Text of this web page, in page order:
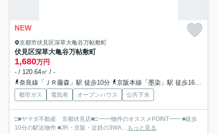
NEW
京都市伏見区深草大亀谷万帖敷町
伏見区深草大亀谷万帖敷町
1,680万円
- / 120.64㎡ / -
奈良線「ＪＲ藤森」駅 徒歩10分
京阪本線「墨染」駅 徒歩16分
都市ガス 電気有 オープンハウス 公共下水
□■ヤマダ不動産 京都伏見店■□ ━━物件のオススメPOINT━━ ■徒歩
10分の駅近物件 ■JR・京阪・近鉄の3WA... もっと見る